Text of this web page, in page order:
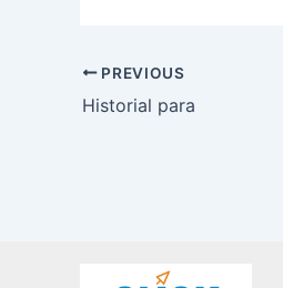
PREVIOUS
Historial para